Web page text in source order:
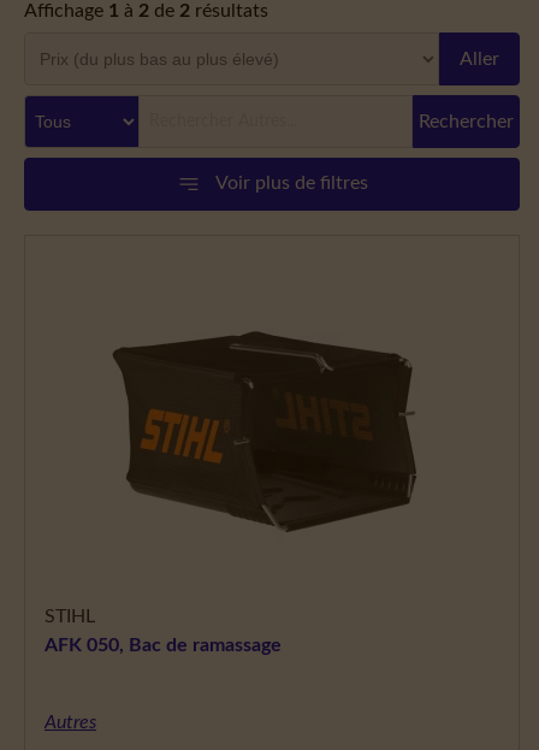
Affichage 1 à 2 de 2 résultats
Aller
Rechercher
Voir plus de filtres
STIHL
AFK 050, Bac de ramassage
Autres